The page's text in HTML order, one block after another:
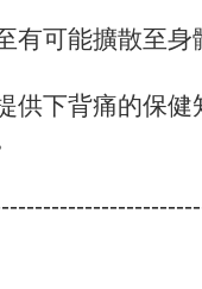
有可能擴散至身
供下背痛的保